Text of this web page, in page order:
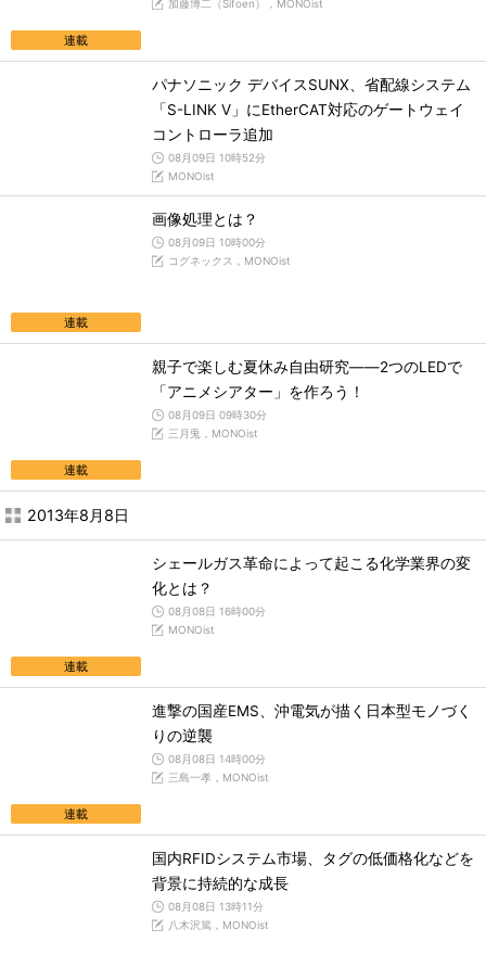
連載
加藤博二（Sifoen），MONOist
パナソニック デバイスSUNX、省配線システム
「S-LINK V」にEtherCAT対応のゲートウェイ
コントローラ追加
08月09日 10時52分
MONOist
連載
画像処理とは？
08月09日 10時00分
コグネックス，MONOist
連載
親子で楽しむ夏休み自由研究――2つのLEDで
「アニメシアター」を作ろう！
08月09日 09時30分
三月兎，MONOist
2013年8月8日
連載
シェールガス革命によって起こる化学業界の変
化とは？
08月08日 16時00分
MONOist
連載
進撃の国産EMS、沖電気が描く日本型モノづく
りの逆襲
08月08日 14時00分
三島一孝，MONOist
国内RFIDシステム市場、タグの低価格化などを
背景に持続的な成長
08月08日 13時11分
八木沢篤，MONOist